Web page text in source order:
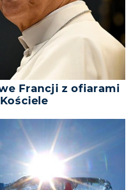
Francji z ofiarami